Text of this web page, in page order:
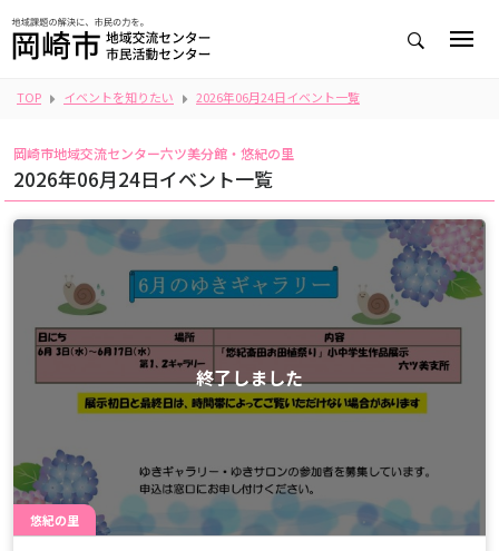
TOP イベントを知りたい 2026年06月24日イベント一覧
岡崎市地域交流センター六ツ美分館・悠紀の里
2026年06月24日イベント一覧
悠紀の里
終了しました